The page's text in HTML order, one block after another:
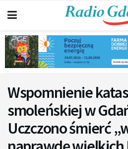
Wspomnienie
smoleńskiej w
Uczczono śmierć